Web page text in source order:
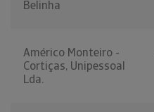
Belinha
Américo Monteiro -
Cortiças, Unipessoal
Lda.